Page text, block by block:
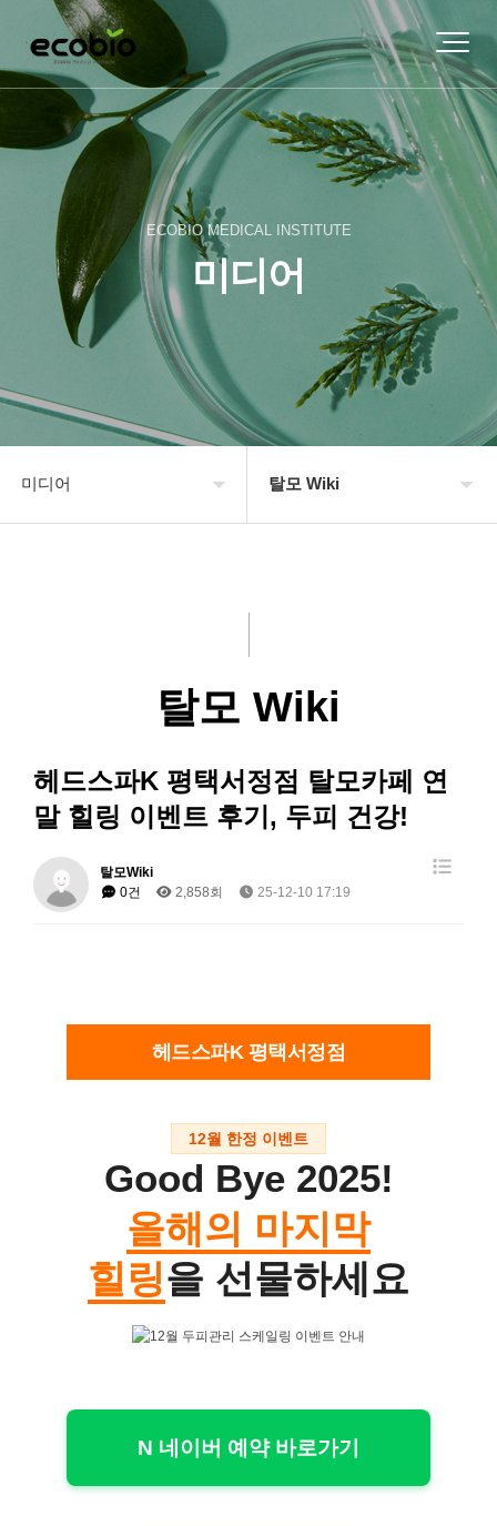
ECOBIO MEDICAL INSTITUTE
미디어
미디어 탈모 Wiki
Catalogues
탈모 Wiki
탈모 Wiki
헤드스파K 평택서정점 탈모카페 연
말 힐링 이벤트 후기, 두피 건강!
탈모Wiki
0건
2,858회 25-12-10 17:19
헤드스파K 평택서정점
12월 한정 이벤트
Good Bye 2025!
올해의 마지막
힐링을 선물하세요
N 네이버 예약 바로가기